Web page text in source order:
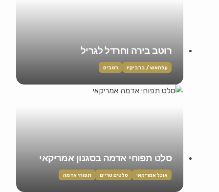
רוטב בירה וחרדל לגריל
עלהאש / ברביקיו רטבים
סלט תפוחי אדמה בסגנון אמריקאי
אוכל אמריקאי סלטים טריים תפוחי אדמה